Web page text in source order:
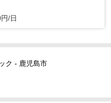
/日
ク - 鹿児島市